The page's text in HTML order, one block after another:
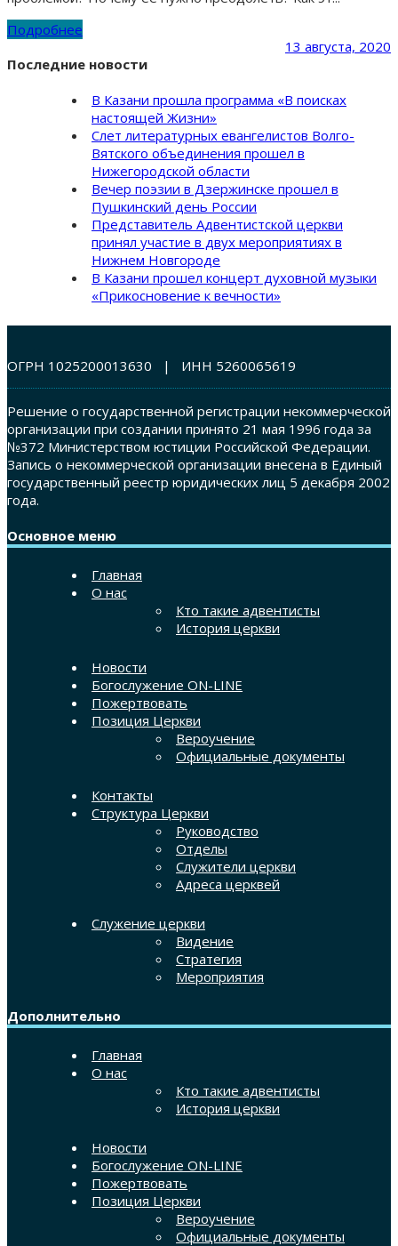
Подробнее
13 августа, 2020
Последние новости
В Казани прошла программа «В поисках
настоящей Жизни»
Слет литературных евангелистов Волго-
Вятского объединения прошел в
Нижегородской области
Вечер поэзии в Дзержинске прошел в
Пушкинский день России
Представитель Адвентистской церкви
принял участие в двух мероприятиях в
Нижнем Новгороде
В Казани прошел концерт духовной музыки
«Прикосновение к вечности»
ОГРН 1025200013630 | ИНН 5260065619
Решение о государственной регистрации некоммерческой
организации при создании принято 21 мая 1996 года за
№372 Министерством юстиции Российской Федерации.
Запись о некоммерческой организации внесена в Единый
государственный реестр юридических лиц 5 декабря 2002
года.
Основное меню
Главная
О нас
Кто такие адвентисты
История церкви
Новости
Богослужение ON-LINE
Пожертвовать
Позиция Церкви
Вероучение
Официальные документы
Контакты
Структура Церкви
Руководство
Отделы
Служители церкви
Адреса церквей
Служение церкви
Видение
Стратегия
Мероприятия
Дополнительно
Главная
О нас
Кто такие адвентисты
История церкви
Новости
Богослужение ON-LINE
Пожертвовать
Позиция Церкви
Вероучение
Официальные документы